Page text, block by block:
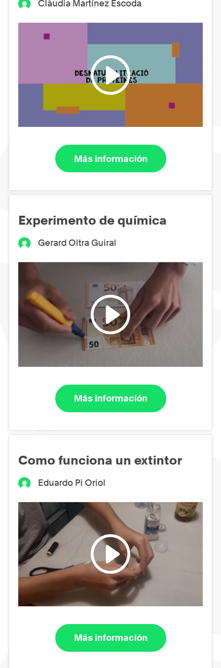
Clàudia Martínez Escoda
Más información
Experimento de química
Gerard Oltra Guiral
Más información
Como funciona un extintor
Eduardo Pi Oriol
Más información